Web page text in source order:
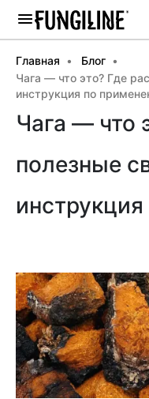
Главная
Блог
Чага — что это? Где
инструкция по
Чага — что
полезные